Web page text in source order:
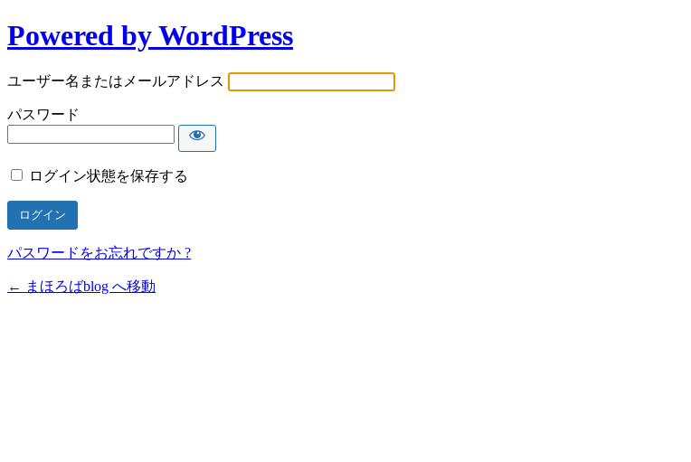
Powered by WordPress
ユーザー名またはメールアドレス
パスワード
ログイン状態を保存する
パスワードをお忘れですか ?
← まほろばblog へ移動